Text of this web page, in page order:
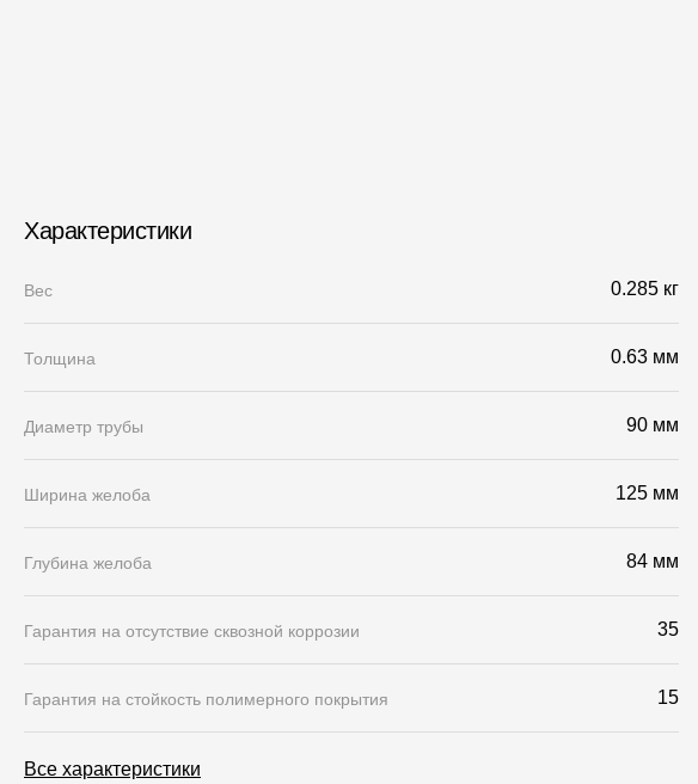
Характеристики
Вес 0.285 кг
Толщина 0.63 мм
Диаметр трубы 90 мм
Ширина желоба 125 мм
Глубина желоба 84 мм
Гарантия на отсутствие сквозной коррозии 35
Гарантия на стойкость полимерного покрытия 15
Все характеристики